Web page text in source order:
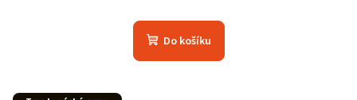
hodnocení
produktu
Do košíku